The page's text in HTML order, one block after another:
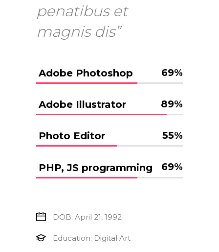
penatibus et
magnis dis”
Adobe Photoshop 69%
Adobe Illustrator 89%
Photo Editor 55%
PHP, JS programming 69%
DOB: April 21, 1992
Education: Digital Art